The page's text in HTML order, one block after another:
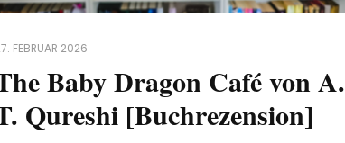
FEBRUAR 2026
Baby Dragon Café von A.
Qureshi [Buchrezension]